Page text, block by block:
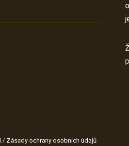
/ Zásady ochrany osobních údajů